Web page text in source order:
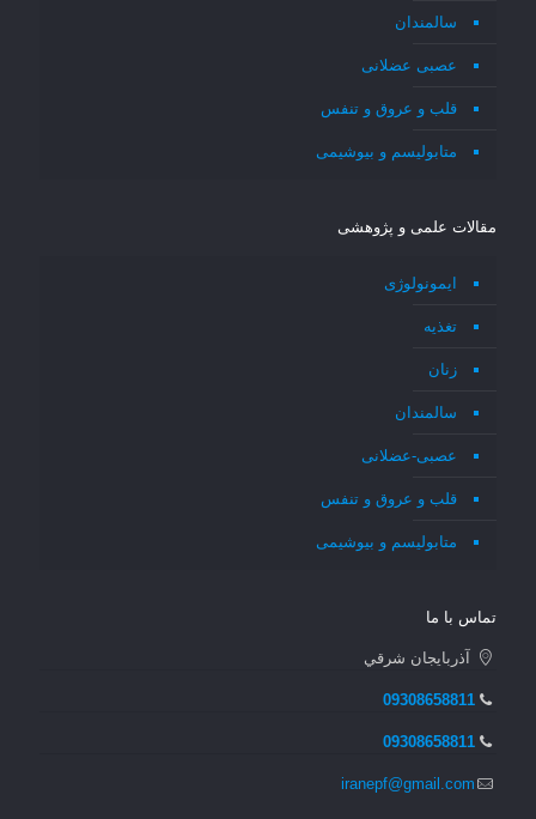
سالمندان
عصبی عضلانی
قلب و عروق و تنفس
متابولیسم و بیوشیمی
مقالات علمی و پژوهشی
ایمونولوژی
تغذیه
زنان
سالمندان
عصبی-عضلانی
قلب و عروق و تنفس
متابولیسم و بیوشیمی
تماس با ما
آذربايجان شرقي
09308658811
09308658811
iranepf@gmail.com